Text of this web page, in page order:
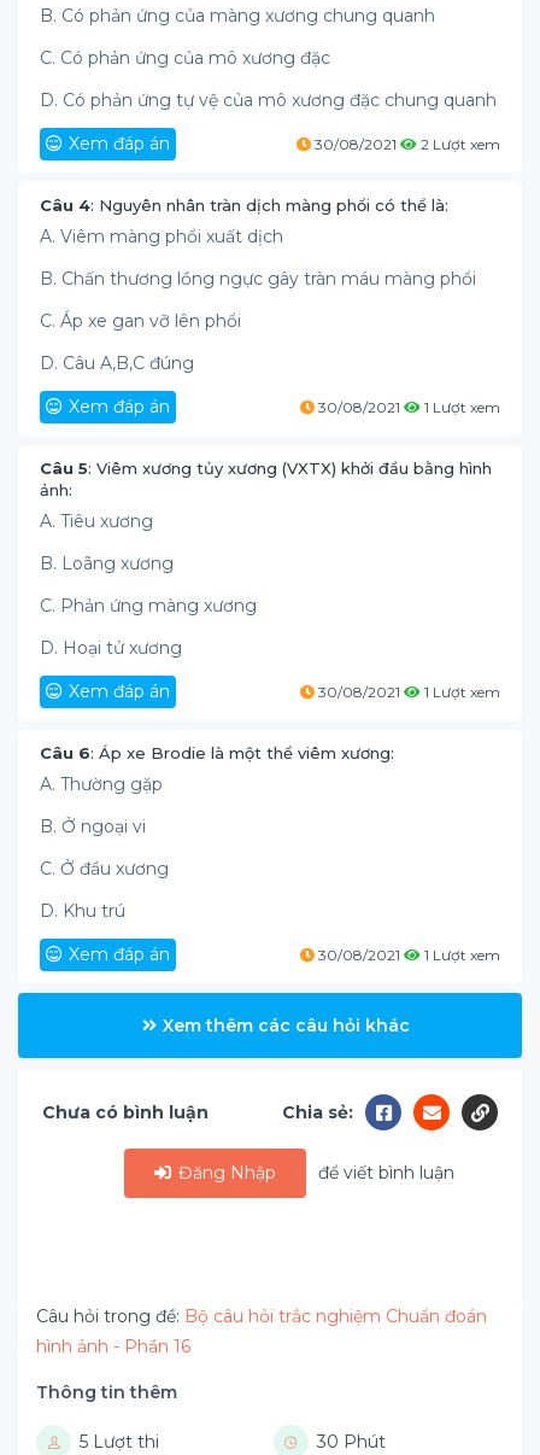
B. Có phản ứng của màng xương chung quanh
C. Có phản ứng của mô xương đặc
D. Có phản ứng tự vệ của mô xương đặc chung quanh
Xem đáp án
30/08/2021 2 Lượt xem
Câu 4: Nguyên nhân tràn dịch màng phổi có thể là:
A. Viêm màng phổi xuất dịch
B. Chấn thương lồng ngực gây tràn máu màng phổi
C. Áp xe gan vỡ lên phổi
D. Câu A,B,C đúng
Xem đáp án
30/08/2021 1 Lượt xem
Câu 5: Viêm xương tủy xương (VXTX) khởi đầu bằng hình
ảnh:
A. Tiêu xương
B. Loãng xương
C. Phản ứng màng xương
D. Hoại tử xương
Xem đáp án
30/08/2021 1 Lượt xem
Câu 6: Áp xe Brodie là một thể viêm xương:
A. Thường gặp
B. Ở ngoại vi
C. Ở đầu xương
D. Khu trú
Xem đáp án
30/08/2021 1 Lượt xem
Xem thêm các câu hỏi khác
Chưa có bình luận Chia sẻ:
Đăng Nhập để viết bình luận
Câu hỏi trong đề: Bộ câu hỏi trắc nghiệm Chuẩn đoán
hình ảnh - Phần 16
Thông tin thêm
5 Lượt thi 30 Phút